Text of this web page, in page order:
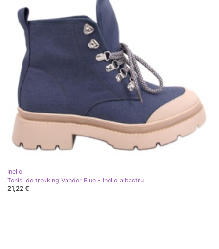
Inello
Tenisi de trekking Vander Blue - Inello albastru
21,22 €